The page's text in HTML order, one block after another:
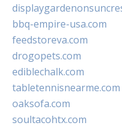
bbq-empire-usa.com
feedstoreva.com
drogopets.com
ediblechalk.com
tabletennisnearme.com
oaksofa.com
soultacohtx.com